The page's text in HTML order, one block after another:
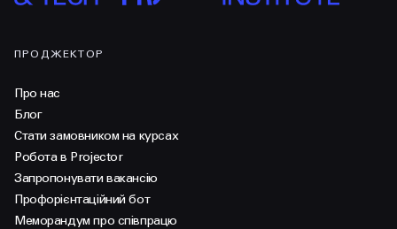
ПРОДЖЕКТОР
Про нас
Блог
Стати замовником на курсах
Робота в Projector
Запропонувати вакансію
Профорієнтаційний бот
Меморандум про співпрацю